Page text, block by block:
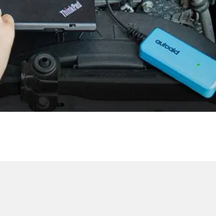
links
rechts
(EMS)
, Seitenkamera (TRSVC)